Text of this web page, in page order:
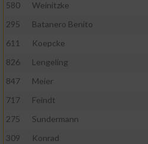
580
Weinitzke
295
Batanero Benito
611
Koepcke
826
Lengeling
847
Meier
717
Feindt
275
Sundermann
309
Konrad